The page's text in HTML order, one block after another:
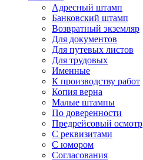
Адресный штамп
Банковский штамп
Возвратный экземляр
Для документов
Для путевых листов
Для трудовых
Именные
К производству работ
Копия верна
Малые штампы
По доверенности
Предрейсовый осмотр
С реквизитами
С юмором
Согласования